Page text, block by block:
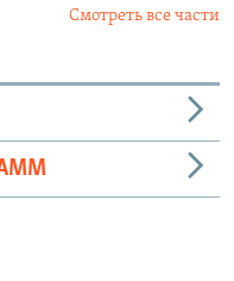
Смотреть все части